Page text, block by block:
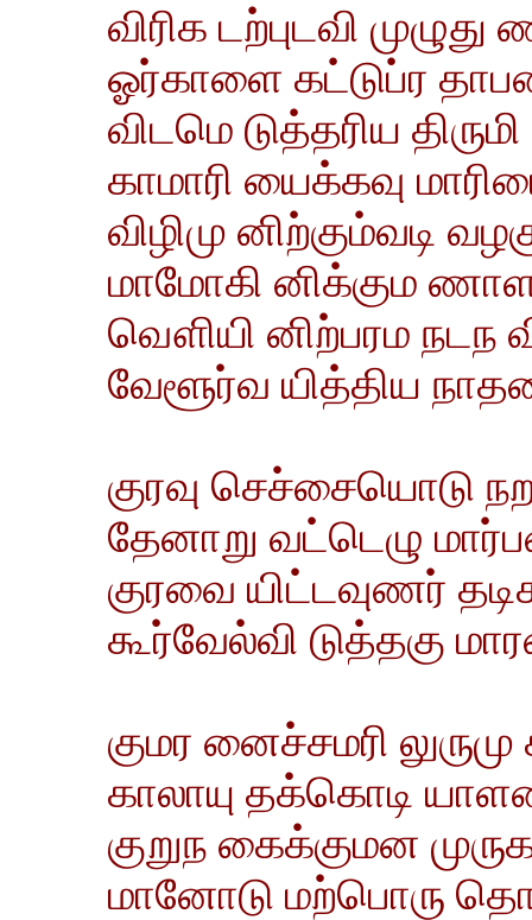
விரிக டற்புடவி
ஓர்காளை கட்டுப்ர
விடமெ டுத்தரிய திருமி
காமாரி யைக்கவு
விழிமு னிற்கும்வடி
மாமோகி னிக்கும
வௌியி னிற்பரம நடந
வேளூர்வ யித்திய
குரவு செச்சையொடு
தேனாறு வட்டெழு
குரவை யிட்டவுணர்
கூர்வேல்வி டுத்தகு
குமர னைச்சமரி லுருமு
காலாயு தக்கொடி
குறுந கைக்குமன
மானோடு மற்பொரு